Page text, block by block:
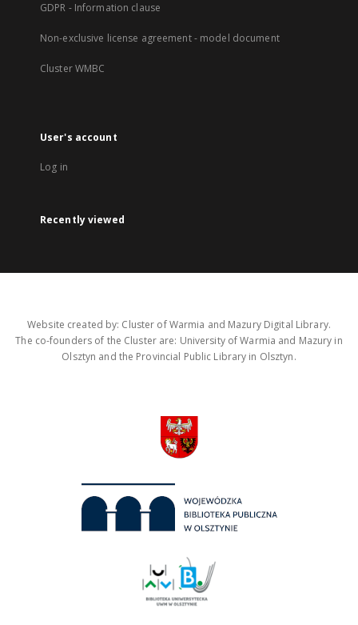
GDPR - Information clause
Non-exclusive license agreement - model document
Cluster WMBC
User's account
Log in
Recently viewed
Website created by: Cluster of Warmia and Mazury Digital Library.
The co-founders of the Cluster are: University of Warmia and Mazury in
Olsztyn and the Provincial Public Library in Olsztyn.